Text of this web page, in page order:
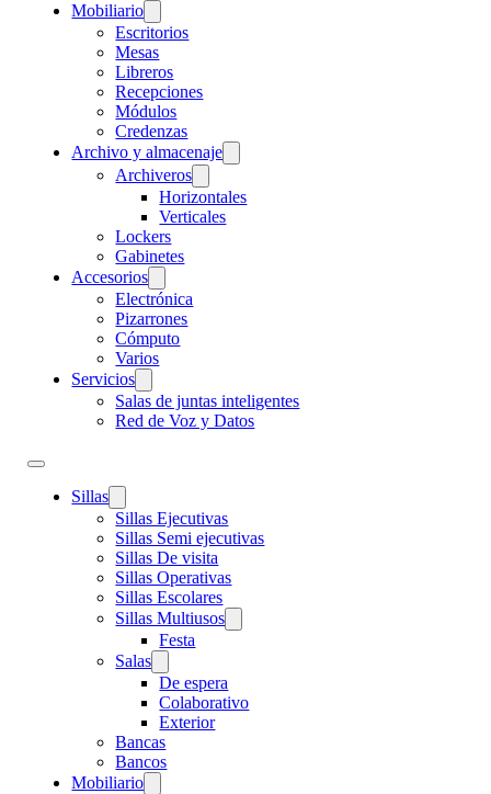
Mobiliario
Escritorios
Mesas
Libreros
Recepciones
Módulos
Credenzas
Archivo y almacenaje
Archiveros
Horizontales
Verticales
Lockers
Gabinetes
Accesorios
Electrónica
Pizarrones
Cómputo
Varios
Servicios
Salas de juntas inteligentes
Red de Voz y Datos
Sillas
Sillas Ejecutivas
Sillas Semi ejecutivas
Sillas De visita
Sillas Operativas
Sillas Escolares
Sillas Multiusos
Festa
Salas
De espera
Colaborativo
Exterior
Bancas
Bancos
Mobiliario